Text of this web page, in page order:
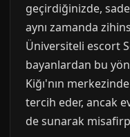
geçirdiğinizde,
aynı zamanda
Üniversiteli escort
bayanlardan bu
Kiğı'nın
tercih eder, ancak
de sunarak